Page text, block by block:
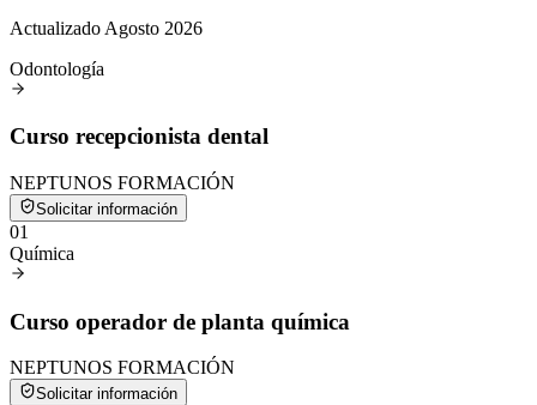
Actualizado Agosto 2026
Odontología
Curso recepcionista dental
NEPTUNOS FORMACIÓN
Solicitar información
01
Química
Curso operador de planta química
NEPTUNOS FORMACIÓN
Solicitar información